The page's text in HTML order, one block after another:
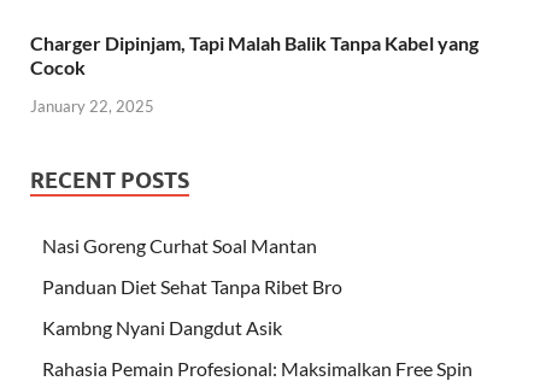
Charger Dipinjam, Tapi Malah Balik Tanpa Kabel yang
Cocok
January 22, 2025
RECENT POSTS
Nasi Goreng Curhat Soal Mantan
Panduan Diet Sehat Tanpa Ribet Bro
Kambng Nyani Dangdut Asik
Rahasia Pemain Profesional: Maksimalkan Free Spin